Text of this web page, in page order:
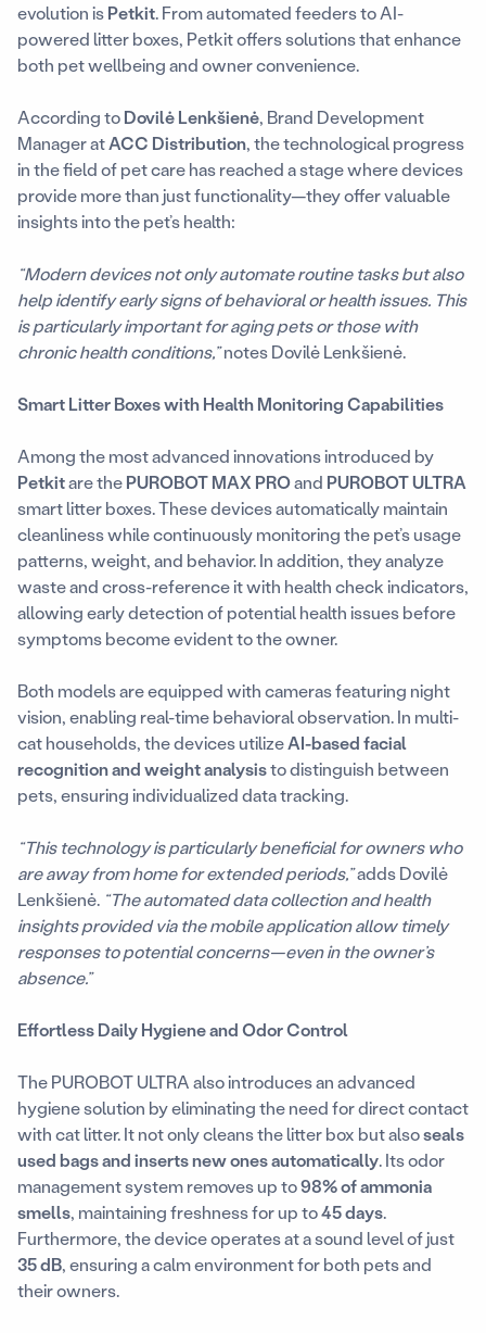
evolution isPetkit. From automated feeders to AI-
powered litter boxes, Petkit offers solutions that enhance
both pet wellbeing and owner convenience.
According toDovilė Lenkšienė, Brand Development
Manager atACC Distribution, the technological progress
in the field of pet care has reached a stage where devices
provide more than just functionality—they offer valuable
insights into the pet’s health:
“Modern devices not only automate routine tasks but also
help identify early signs of behavioral or health issues. This
is particularly important for aging pets or those with
chronic health conditions,”notes Dovilė Lenkšienė.
Smart Litter Boxes with Health Monitoring Capabilities
Among the most advanced innovations introduced by
Petkitare thePUROBOT MAX PROand PUROBOT ULTRA
smart litter boxes. These devices automatically maintain
cleanliness while continuously monitoring the pet’s usage
patterns, weight, and behavior. In addition, they analyze
waste and cross-reference it with health check indicators,
allowing early detection of potential health issues before
symptoms become evident to the owner.
Both models are equipped with cameras featuring night
vision, enabling real-time behavioral observation. In multi-
cat households, the devices utilizeAI-based facial
recognition and weight analysisto distinguish between
pets, ensuring individualized data tracking.
“This technology is particularly beneficial for owners who
are away from home for extended periods,”adds Dovilė
Lenkšienė. “The automated data collection and health
insights provided via the mobile application allow timely
responses to potential concerns—even in the owner’s
absence.”
Effortless Daily Hygiene and Odor Control
The PUROBOT ULTRA also introduces an advanced
hygiene solution by eliminating the need for direct contact
with cat litter. It not only cleans the litter box but alsoseals
used bags and inserts new ones automatically. Its odor
management system removes up to98% of ammonia
smells, maintaining freshness for up to45 days.
Furthermore, the device operates at a sound level of just
35 dB, ensuring a calm environment for both pets and
their owners.